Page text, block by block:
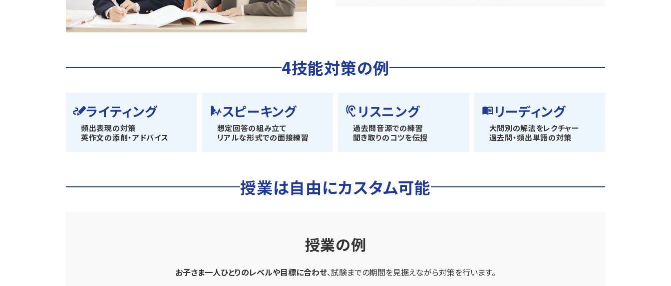
4技能対策の例
ライティング
頻出表現の対策
英作文の添削・アドバイス
スピーキング
想定回答の組み立て
リアルな形式での面接練習
リスニング
過去問音源での練習
聞き取りのコツを伝授
リーディング
大問別の解法をレクチャー
過去問・頻出単語の対策
授業は自由にカスタム可能
授業の例
お子さま一人ひとりのレベルや目標に合わせ、試験までの期間を見据えながら対策を行います。